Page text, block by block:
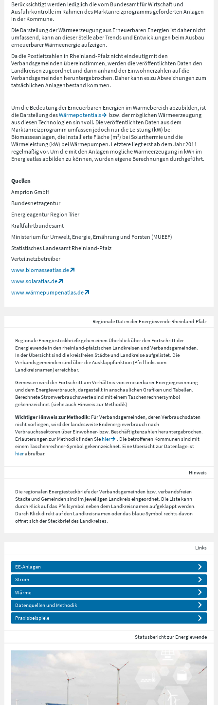
Berücksichtigt werden lediglich die vom Bundesamt für Wirtschaft und
Ausfuhrkontrolle im Rahmen des Marktanreizprogramms geförderten Anlagen
in der Kommune.
Die Darstellung der Wärmeerzeugung aus Erneuerbaren Energien ist daher nicht
umfassend, kann an dieser Stelle aber Trends und Entwicklungen beim Ausbau
erneuerbarer Wärmeenergie aufzeigen.
Da die Postleitzahlen in Rheinland-Pfalz nicht eindeutig mit den
Verbandsgemeinden übereinstimmen, werden die veröffentlichten Daten den
Landkreisen zugeordnet und dann anhand der Einwohnerzahlen auf die
Verbandsgemeinden heruntergebrochen. Daher kann es zu Abweichungen zum
tatsächlichen Anlagenbestand kommen.
Um die Bedeutung der Erneuerbaren Energien im Wärmebereich abzubilden, ist
die Darstellung desWärmepotentials
bzw. der möglichen Wärmeerzeugung
aus diesen Technologien sinnvoll. Die veröffentlichten Daten aus dem
Marktanreizprogramm umfassen jedoch nur die Leistung (kW) bei
Biomasseanlagen, die installierte Fläche (m²) bei Solarthermie und die
Wärmeleistung (kW) bei Wärmepumpen. Letztere liegt erst ab dem Jahr 2011
regelmäßig vor. Um die mit den Anlagen mögliche Wärmeerzeugung in kWh im
Energieatlas abbilden zu können, wurden eigene Berechnungen durchgeführt.
Quellen
Amprion GmbH
Bundesnetzagentur
Energieagentur Region Trier
Kraftfahrtbundesamt
Ministerium für Umwelt, Energie, Ernährung und Forsten (MUEEF)
Statistisches Landesamt Rheinland-Pfalz
Verteilnetzbetreiber
www.biomasseatlas.de
www.solaratlas.de
www.wärmepumpenatlas.de
Regionale Daten der Energiewende Rheinland-Pfalz
Regionale Energiesteckbriefe geben einen Überblick über den Fortschritt der
Energiewende in den rheinland-pfälzischen Landkreisen und Verbandsgemeinden.
In der Übersicht sind die kreisfreien Städte und Landkreise aufgelistet. Die
Verbandsgemeinden sind über die Ausklappfunktion (Pfeil links vom
Landkreisnamen) erreichbar.
Gemessen wird der Fortschritt am Verhältnis von erneuerbarer Energiegewinnung
und dem Energieverbrauch, dargestellt in anschaulichen Grafiken und Tabellen.
Berechnete Stromverbrauchswerte sind mit einem Taschenrechnersymbol
gekennzeichnet (siehe auch Hinweis zur Methodik)
Wichtiger Hinweis zur Methodik: Für Verbandsgemeinden, deren Verbrauchsdaten
nicht vorliegen, wird der landesweite Endenergieverbrauch nach
Verbrauchssektoren über Einwohner- bzw. Beschäftigtenzahlen heruntergebrochen.
Erläuterungen zur Methodik finden Siehier
. Die betroffenen Kommunen sind mit
einem Taschenrechner-Symbol gekennzeichnet. Eine Übersicht zur Datenlage ist
hierabrufbar.
Hinweis
Die regionalen Energiesteckbriefe der Verbandsgemeinden bzw. verbandsfreien
Städte und Gemeinden sind im jeweiligen Landkreis eingeordnet. Die Liste kann
durch Klick auf das Pfeilsymbol neben dem Landkreisnamen aufgeklappt werden.
Durch Klick direkt auf den Landkreisnamen oder das blaue Symbol rechts davon
öffnet sich der Steckbrief des Landkreises.
Links
EE-Anlagen
Strom
Wärme
Datenquellen und Methodik
Praxisbeispiele
Statusbericht zur Energiewende